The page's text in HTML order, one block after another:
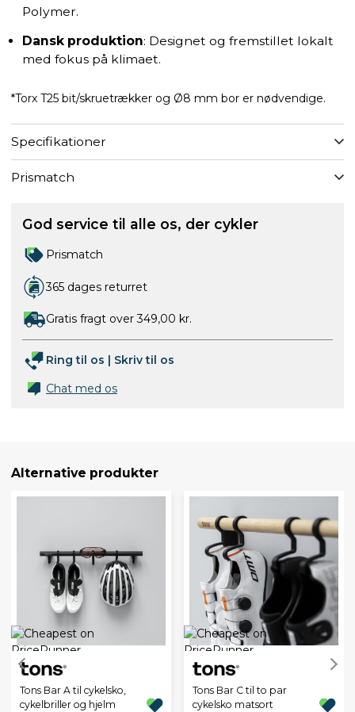
Polymer.
Dansk produktion: Designet og fremstillet lokalt
med fokus på klimaet.
*Torx T25 bit/skruetrækker og Ø8 mm bor er nødvendige.
Specifikationer
Prismatch
God service til alle os, der cykler
Prismatch
365 dages returret
Gratis fragt over 349,00 kr.
Ring til os | Skriv til os
Chat med os
Alternative produkter
Tons Bar A til cykelsko,
cykelbriller og hjelm
Tons Bar C til to par
cykelsko matsort